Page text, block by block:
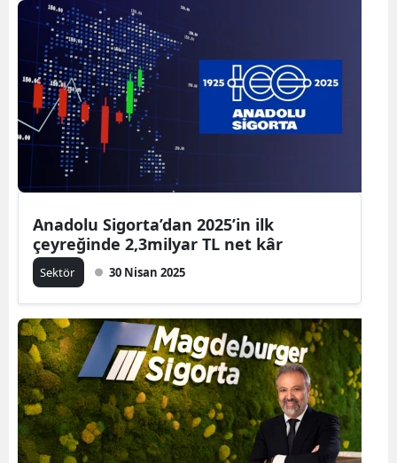
Anadolu Sigorta’dan 2025’in ilk
çeyreğinde 2,3milyar TL net kâr
Sektör 30 Nisan 2025